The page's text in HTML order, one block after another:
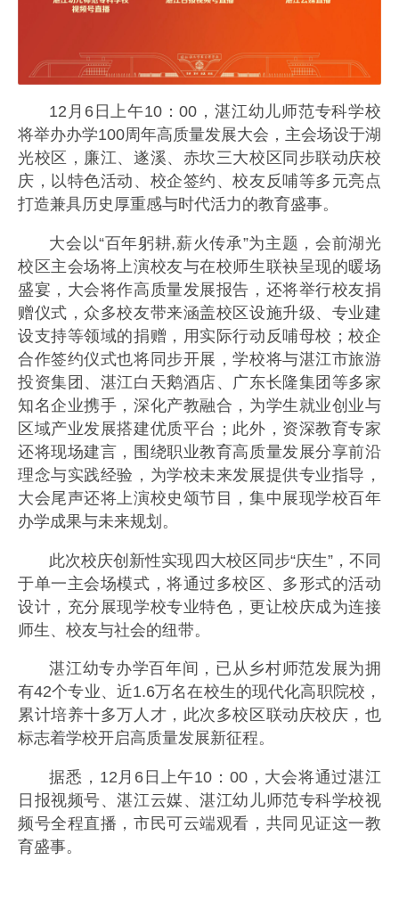
12月6日上午10：00，湛江幼儿师范专科学校
将举办办学100周年高质量发展大会，主会场设于湖
光校区，廉江、遂溪、赤坎三大校区同步联动庆校
庆，以特色活动、校企签约、校友反哺等多元亮点
打造兼具历史厚重感与时代活力的教育盛事。
大会以“百年躬耕,薪火传承”为主题，会前湖光
校区主会场将上演校友与在校师生联袂呈现的暖场
盛宴，大会将作高质量发展报告，还将举行校友捐
赠仪式，众多校友带来涵盖校区设施升级、专业建
设支持等领域的捐赠，用实际行动反哺母校；校企
合作签约仪式也将同步开展，学校将与湛江市旅游
投资集团、湛江白天鹅酒店、广东长隆集团等多家
知名企业携手，深化产教融合，为学生就业创业与
区域产业发展搭建优质平台；此外，资深教育专家
还将现场建言，围绕职业教育高质量发展分享前沿
理念与实践经验，为学校未来发展提供专业指导，
大会尾声还将上演校史颂节目，集中展现学校百年
办学成果与未来规划。
此次校庆创新性实现四大校区同步“庆生”，不同
于单一主会场模式，将通过多校区、多形式的活动
设计，充分展现学校专业特色，更让校庆成为连接
师生、校友与社会的纽带。
湛江幼专办学百年间，已从乡村师范发展为拥
有42个专业、近1.6万名在校生的现代化高职院校，
累计培养十多万人才，此次多校区联动庆校庆，也
标志着学校开启高质量发展新征程。
据悉，12月6日上午10：00，大会将通过湛江
日报视频号、湛江云媒、湛江幼儿师范专科学校视
频号全程直播，市民可云端观看，共同见证这一教
育盛事。